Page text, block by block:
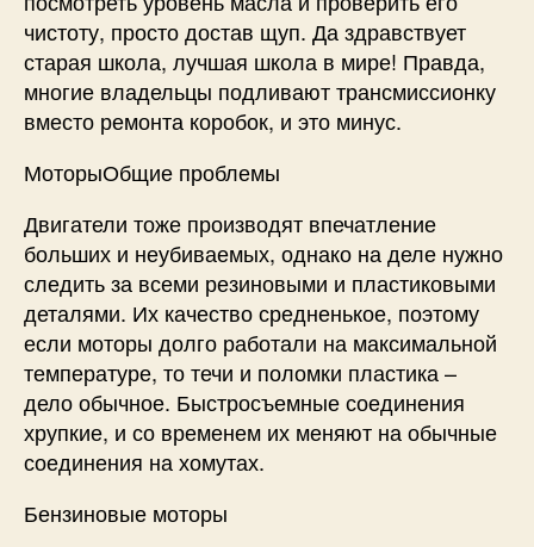
чистоту, просто достав щуп. Да здравствует
старая школа, лучшая школа в мире! Правда,
многие владельцы подливают трансмиссионку
вместо ремонта коробок, и это минус.
МоторыОбщие проблемы
Двигатели тоже производят впечатление
больших и неубиваемых, однако на деле нужно
следить за всеми резиновыми и пластиковыми
деталями. Их качество средненькое, поэтому
если моторы долго работали на максимальной
температуре, то течи и поломки пластика –
дело обычное. Быстросъемные соединения
хрупкие, и со временем их меняют на обычные
соединения на хомутах.
Бензиновые моторы